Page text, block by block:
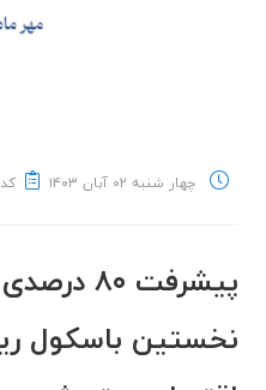
چهار شنبه ۰۲ آبان ۱۴۰۳ کد
پیشرفت
نخستین باسکول